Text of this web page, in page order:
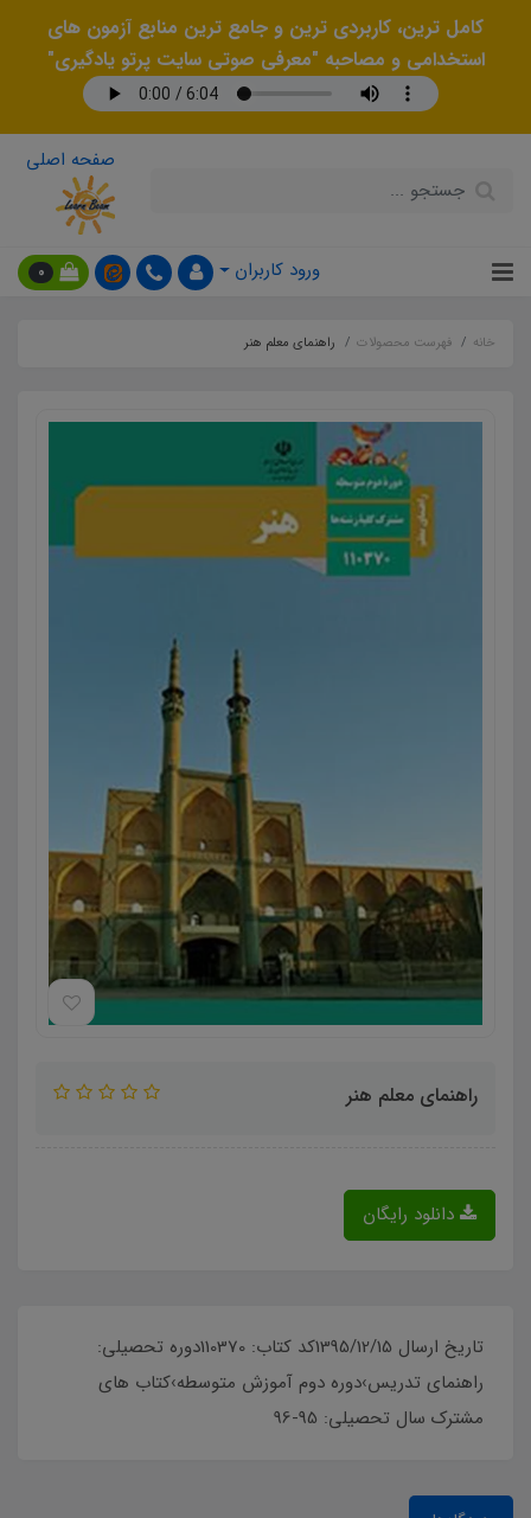
کامل ترین، کاربردی ترین و جامع ترین منابع آزمون های
استخدامی و مصاحبه "معرفی صوتی سایت پرتو یادگیری"
صفحه اصلی
ورود کاربران 0
خانه فهرست محصولات راهنمای معلم هنر
راهنمای معلم هنر
دانلود رایگان
تاریخ ارسال 1395/12/15کد کتاب: 110370دوره تحصیلی:
راهنمای تدریس›دوره دوم آموزش متوسطه›کتاب های
مشترک سال تحصیلی: 95-96